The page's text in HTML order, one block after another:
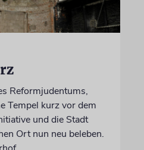
Reformjudentums,
Tempel kurz vor dem
und die Stadt
Ort nun neu beleben.